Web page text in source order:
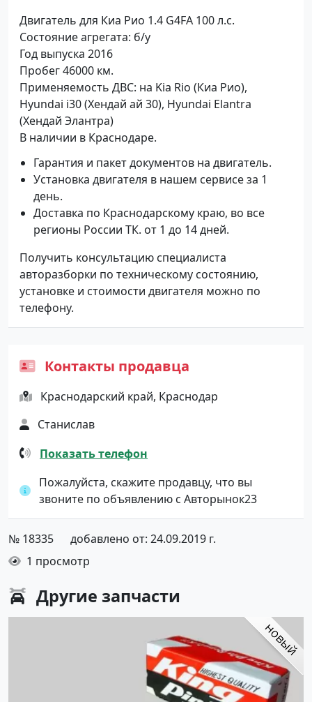
Двигатель для Киа Рио 1.4 G4FA 100 л.с.
Состояние агрегата: б/у
Год выпуска 2016
Пробег 46000 км.
Применяемость ДВС: на Kia Rio (Киа Рио),
Hyundai i30 (Хендай ай 30), Hyundai Elantra
(Хендай Элантра)
В наличии в Краснодаре.
Гарантия и пакет документов на двигатель.
Установка двигателя в нашем сервисе за 1
день.
Доставка по Краснодарскому краю, во все
регионы России ТК. от 1 до 14 дней.
Получить консультацию специалиста
авторазборки по техническому состоянию,
установке и стоимости двигателя можно по
телефону.
Контакты продавца
Краснодарский край, Краснодар
Станислав
Показать телефон
Пожалуйста, скажите продавцу, что вы
звоните по объявлению с Авторынок23
№ 18335
добавлено от: 24.09.2019 г.
1 просмотр
Другие запчасти